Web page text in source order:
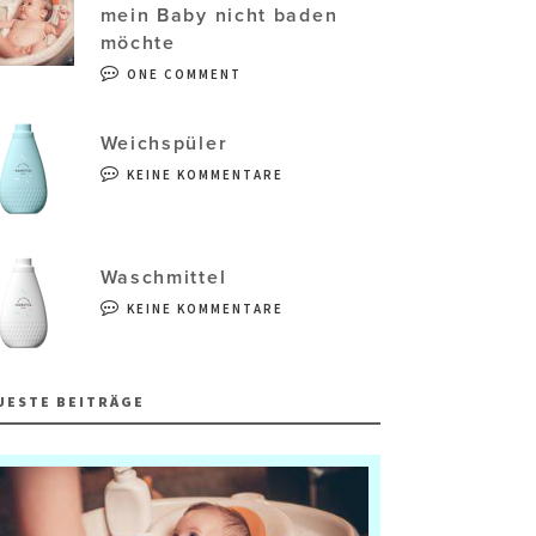
mein Baby nicht baden
möchte
ONE COMMENT
Weichspüler
KEINE KOMMENTARE
Waschmittel
KEINE KOMMENTARE
BEITRÄGE